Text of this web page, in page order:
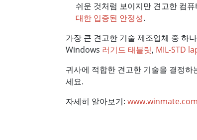
쉬운 것처럼 보이지만 견고한 컴
대한 입증된 안정성.
가장 큰 견고한 기술 제조업체 중 하
Windows 러기드 태블릿, MIL-STD
귀사에 적합한 견고한 기술을 결정
세요.
자세히 알아보기: